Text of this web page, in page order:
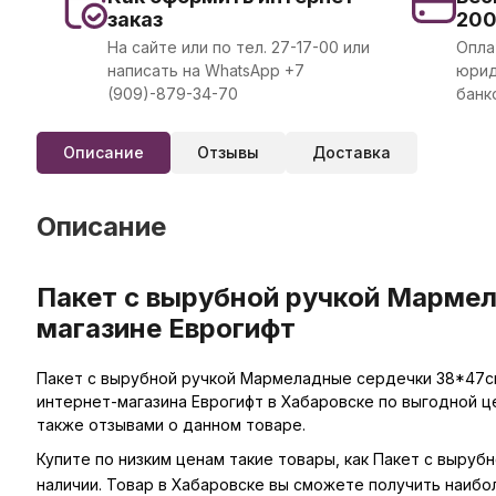
заказ
На сайте или по тел. 27-17-00 или
написать на WhatsApp +7
(909)-879-34-70
Описание Отзывы Доставка
Описание
Пакет с вырубной ручкой
магазине Еврогифт
Пакет с вырубной ручкой Мармеладные сердечки
интернет-магазина Еврогифт в Хабаровске по выгодной
также отзывами о данном товаре.
Купите по низким ценам такие товары, как Пакет с
наличии. Товар в Хабаровске вы сможете получить